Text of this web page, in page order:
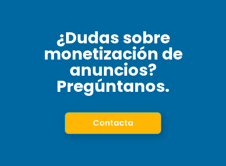
¿Dudas sobre
monetización de
anuncios?
Pregúntanos.
Contacta